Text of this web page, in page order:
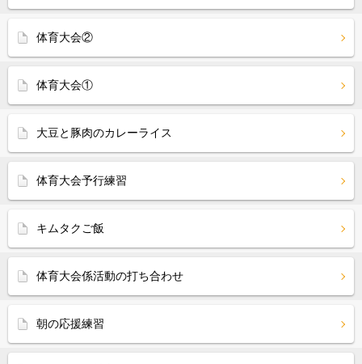
体育大会②
体育大会①
大豆と豚肉のカレーライス
体育大会予行練習
キムタクご飯
体育大会係活動の打ち合わせ
朝の応援練習